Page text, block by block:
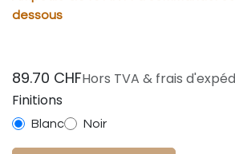
dessous
89.70 CHFHors TVA & frais
Finitions
Blanc Noir